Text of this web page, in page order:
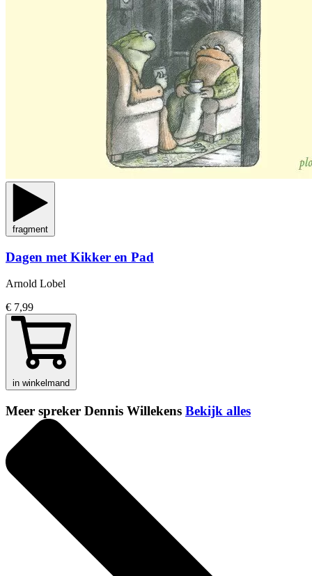
fragment
Dagen met Kikker en Pad
Arnold Lobel
€ 7,99
in winkelmand
Meer spreker Dennis Willekens Bekijk alles